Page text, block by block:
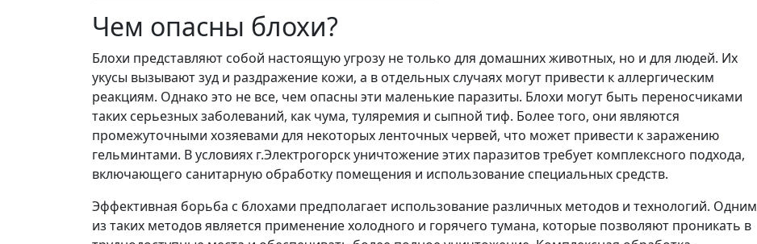
Чем опасны блохи?
Блохи представляют собой настоящую угрозу не только для домашних животных, но и для людей. Их
укусы вызывают зуд и раздражение кожи, а в отдельных случаях могут привести к аллергическим
реакциям. Однако это не все, чем опасны эти маленькие паразиты. Блохи могут быть переносчиками
таких серьезных заболеваний, как чума, туляремия и сыпной тиф. Более того, они являются
промежуточными хозяевами для некоторых ленточных червей, что может привести к заражению
гельминтами. В условиях г.Электрогорск уничтожение этих паразитов требует комплексного подхода,
включающего санитарную обработку помещения и использование специальных средств.
Эффективная борьба с блохами предполагает использование различных методов и технологий. Одним
из таких методов является применение холодного и горячего тумана, которые позволяют проникать в